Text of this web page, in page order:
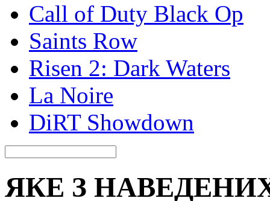
Call of Duty Black Op
Saints Row
Risen 2: Dark Waters
La Noire
DiRT Showdown
ЯКЕ З